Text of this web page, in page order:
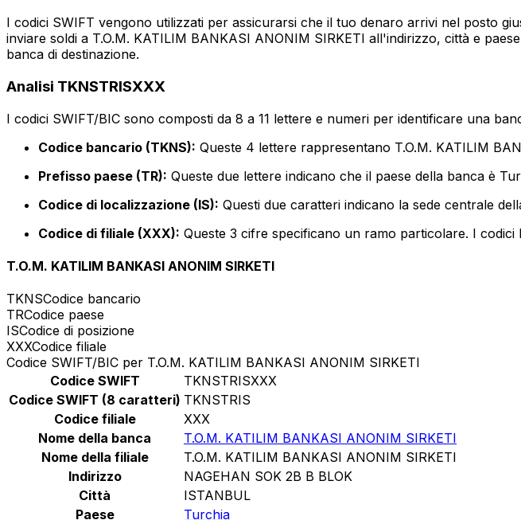
I codici SWIFT vengono utilizzati per assicurarsi che il tuo denaro arrivi nel posto
inviare soldi a T.O.M. KATILIM BANKASI ANONIM SIRKETI all'indirizzo, città e
banca di destinazione.
Analisi TKNSTRISXXX
I codici SWIFT/BIC sono composti da 8 a 11 lettere e numeri per identificare una
Codice bancario (TKNS): Queste 4 lettere rappresentano T.O.M. KATILIM
Prefisso paese (TR): Queste due lettere indicano che il paese della banca è
Codice di localizzazione (IS): Questi due caratteri indicano la sede centrale
Codice di filiale (XXX): Queste 3 cifre specificano un ramo particolare. I
T.O.M. KATILIM BANKASI ANONIM SIRKETI
TKNSCodice bancario
TRCodice paese
ISCodice di posizione
XXXCodice filiale
Codice SWIFT/BIC per T.O.M. KATILIM BANKASI ANONIM SIRKETI
Codice SWIFT
TKNSTRISXXX
Codice SWIFT (8 caratteri) TKNSTRIS
Codice filiale
XXX
Nome della banca
T.O.M. KATILIM BANKASI ANONIM SIRKETI
Nome della filiale
T.O.M. KATILIM BANKASI ANONIM SIRKETI
Indirizzo
NAGEHAN SOK 2B B BLOK
Città
ISTANBUL
Paese
Turchia